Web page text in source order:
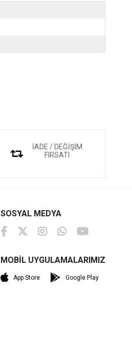
İADE / DEĞİŞİM
FIRSATI
SOSYAL MEDYA
MOBİL UYGULAMALARIMIZ
App Store Google Play